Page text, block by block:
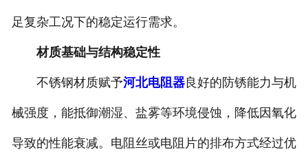
足复杂工况下的稳定运行需求。
材质基础与结构稳定性
不锈钢材质赋予河北电阻器良好的防锈能力与机
械强度，能抵御潮湿、盐雾等环境侵蚀，降低因氧化
导致的性能衰减。电阻丝或电阻片的排布方式经过优